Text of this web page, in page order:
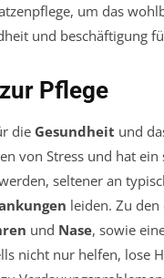
Pflege
die Gesundheit und
von Stress und hat
seltener an
leiden. Zu
und Nase, sowie
nicht nur helfen, lose